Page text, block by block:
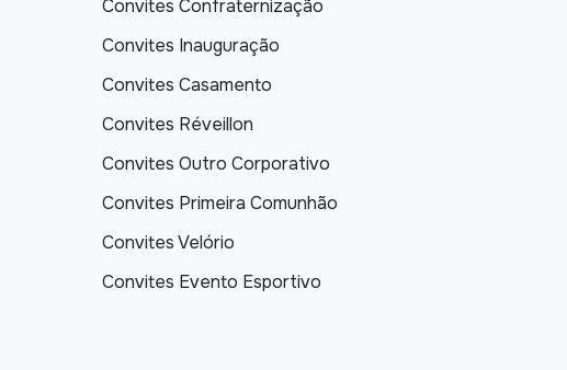
Convites Confraternização
Convites Inauguração
Convites Casamento
Convites Réveillon
Convites Outro Corporativo
Convites Primeira Comunhão
Convites Velório
Convites Evento Esportivo